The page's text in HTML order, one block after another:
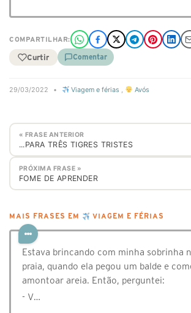
COMPARTILHAR:
Curtir Comentar
29/03/2022 • Viagem e férias , Avós
« FRASE ANTERIOR
...PARA TRÊS TIGRES TRISTES
PRÓXIMA FRASE »
FOME DE APRENDER
MAIS FRASES EM VIAGEM E FÉRIAS
Estava brincando com minha sobrinha
praia, quando ela pegou um balde e
amontoar areia. Então, perguntei:
- V…